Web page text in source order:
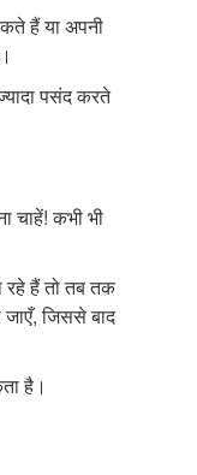
हैं या अपनी
पसंद करते
चाहें! कभी भी
रहे हैं तो तब तक
जिससे बाद
है।